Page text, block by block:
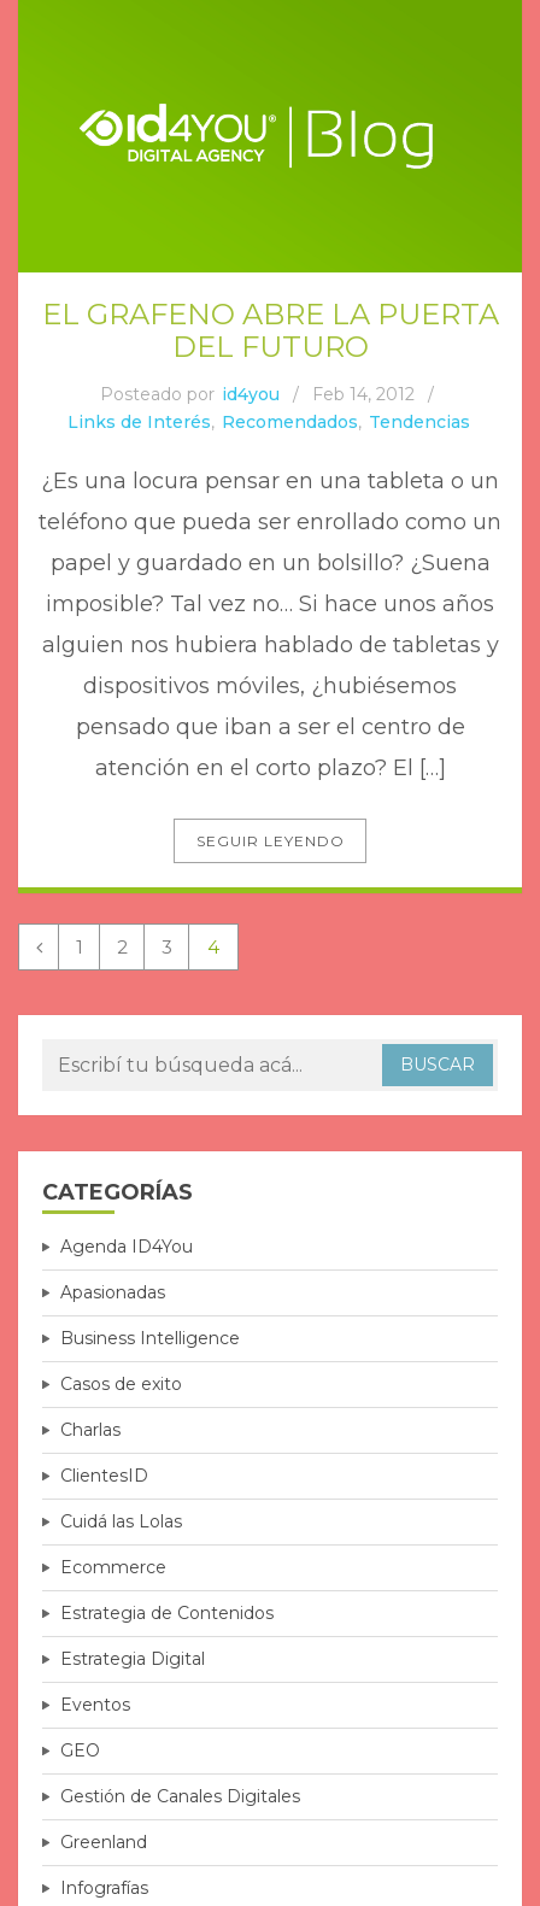
EL GRAFENO ABRE LA PUERTA
DEL FUTURO
Posteado por id4you / Feb 14, 2012
/
Links de Interés, Recomendados, Tendencias
¿Es una locura pensar en una tableta o un
teléfono que pueda ser enrollado como un
papel y guardado en un bolsillo? ¿Suena
imposible? Tal vez no… Si hace unos años
alguien nos hubiera hablado de tabletas y
dispositivos móviles, ¿hubiésemos
pensado que iban a ser el centro de
atención en el corto plazo? El […]
SEGUIR LEYENDO
1 2 3 4
CATEGORÍAS
Agenda ID4You
Apasionadas
Business Intelligence
Casos de exito
Charlas
ClientesID
Cuidá las Lolas
Ecommerce
Estrategia de Contenidos
Estrategia Digital
Eventos
GEO
Gestión de Canales Digitales
Greenland
Infografías